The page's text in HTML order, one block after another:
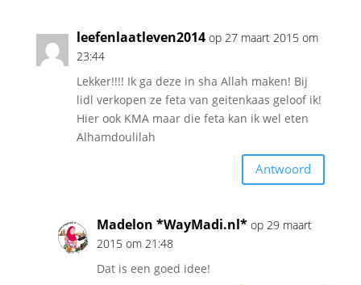
leefenlaatleven2014 op 27 maart 2015 om
23:44
Lekker!!!! Ik ga deze in sha Allah maken! Bij
lidl verkopen ze feta van geitenkaas geloof ik!
Hier ook KMA maar die feta kan ik wel eten
Alhamdoulilah
Antwoord
Madelon *WayMadi.nl* op 29 maart
2015 om 21:48
Dat is een goed idee!